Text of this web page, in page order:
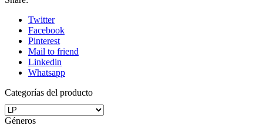
Twitter
Facebook
Pinterest
Mail to friend
Linkedin
Whatsapp
Categorías del producto
Géneros